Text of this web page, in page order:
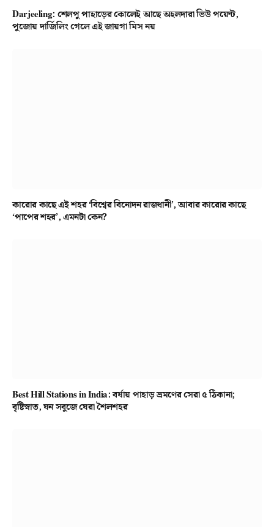
Darjeeling: শেলপু পাহাড়ের কোলেই আছে অহলদারা ভিউ পয়েন্ট,
পুজোয় দার্জিলিং গেলে এই জায়গা মিস নয়
কারোর কাছে এই শহর ‘বিশ্বের বিনোদন রাজধানী’, আবার কারোর কাছে
‘পাপের শহর’, এমনটা কেন?
Best Hill Stations in India: বর্ষায় পাহাড় ভ্রমণের সেরা ৫ ঠিকানা;
বৃষ্টিস্নাত, ঘন সবুজে ঘেরা শৈলশহর